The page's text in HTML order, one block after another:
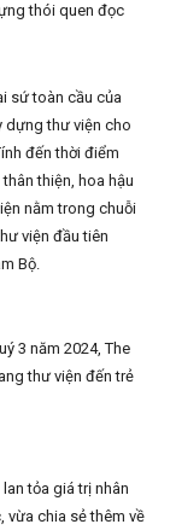
thói quen đọc
sứ toàn cầu của
dựng thư viện cho
đến thời điểm
thiện, hoa hậu
nằm trong chuỗi
viện đầu tiên
Bộ.
3 năm 2024, The
thư viện đến trẻ
tỏa giá trị nhân
vừa chia sẻ thêm về